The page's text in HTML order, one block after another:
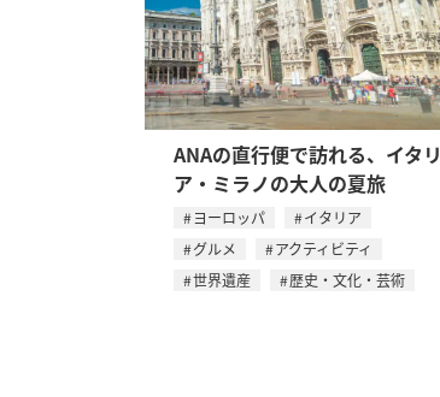
ANAの直行便で訪れる、イタリ
ア・ミラノの大人の夏旅
ヨーロッパ
イタリア
グルメ
アクティビティ
世界遺産
歴史・文化・芸術